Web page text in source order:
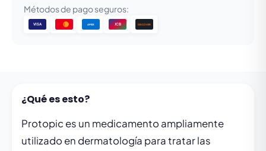
Métodos de pago seguros:
VISA AMEX JCB DISCOVER
¿Qué es esto?
Protopic es un medicamento ampliamente
utilizado en dermatología para tratar las